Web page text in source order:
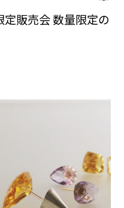
定販売会 数量限定の